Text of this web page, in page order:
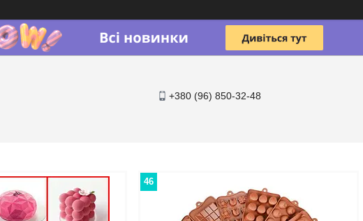
+380 (96) 850-32-48
46